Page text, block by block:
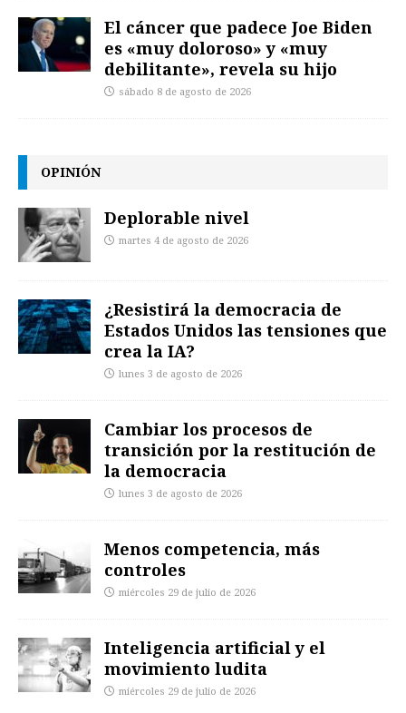
El cáncer que padece Joe Biden
es «muy doloroso» y «muy
debilitante», revela su hijo
sábado 8 de agosto de 2026
OPINIÓN
Deplorable nivel
martes 4 de agosto de 2026
¿Resistirá la democracia de
Estados Unidos las tensiones que
crea la IA?
lunes 3 de agosto de 2026
Cambiar los procesos de
transición por la restitución de
la democracia
lunes 3 de agosto de 2026
Menos competencia, más
controles
miércoles 29 de julio de 2026
Inteligencia artificial y el
movimiento ludita
miércoles 29 de julio de 2026